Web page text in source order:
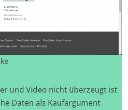
und Video nicht überzeugt ist
Daten als Kaufargument